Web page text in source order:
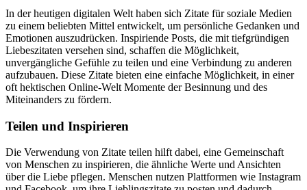
In der heutigen digitalen Welt haben sich Zitate für soziale Medien
zu einem beliebten Mittel entwickelt, um persönliche Gedanken und
Emotionen auszudrücken. Inspiriende Posts, die mit tiefgründigen
Liebeszitaten versehen sind, schaffen die Möglichkeit,
unvergängliche Gefühle zu teilen und eine Verbindung zu anderen
aufzubauen. Diese Zitate bieten eine einfache Möglichkeit, in einer
oft hektischen Online-Welt Momente der Besinnung und des
Miteinanders zu fördern.
Teilen und Inspirieren
Die Verwendung von Zitate teilen hilft dabei, eine Gemeinschaft
von Menschen zu inspirieren, die ähnliche Werte und Ansichten
über die Liebe pflegen. Menschen nutzen Plattformen wie Instagram